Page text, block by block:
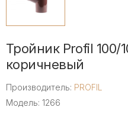
Тройник Profil 100/
коричневый
Производитель: PROFIL
Модель: 1266